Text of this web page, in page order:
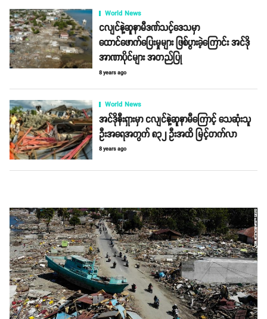
World News
ငလျင်နဲ့ဆူနာမီဒဏ်သင့်ဒေသမှာ
ထောင်ဖောက်ပြေးမှုများ ဖြစ်ပွားခဲ့ကြောင်း အင်ဒို
အာဏာပိုင်များ အတည်ပြု
8 years ago
World News
အင်ဒိုနီးရှားမှာ ငလျင်နဲ့ဆူနာမီကြောင့် သေဆုံးသူ
ဦးအရေအတွက် ၈၃၂ ဦးအထိ မြင့်တက်လာ
8 years ago